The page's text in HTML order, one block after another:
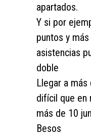
apartados.
Y si por
puntos y
asistencias
doble
Llegar a más
difícil que en
más de 10
Besos